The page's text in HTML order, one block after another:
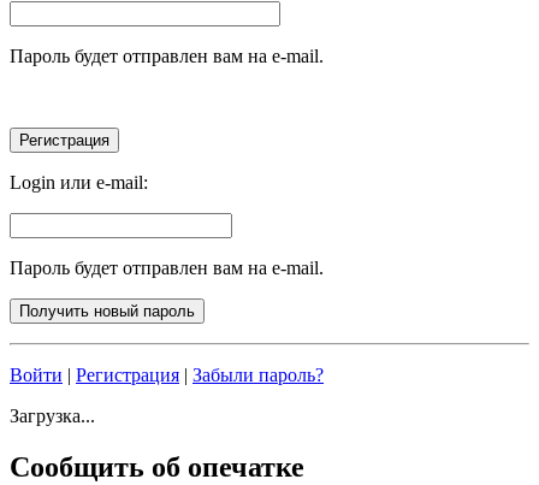
Пароль будет отправлен вам на e-mail.
Login или e-mail:
Пароль будет отправлен вам на e-mail.
Войти Регистрация
Забыли пароль?
Загрузка...
Сообщить об опечатке